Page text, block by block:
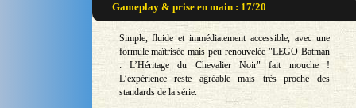
Gameplay & prise en main : 17/20
Simple, fluide et immédiatement accessible, avec une
formule maîtrisée mais peu renouvelée "LEGO Batman
: L’Héritage du Chevalier Noir" fait mouche !
L’expérience reste agréable mais très proche des
standards de la série.